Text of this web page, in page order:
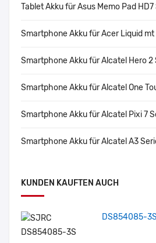
Tablet Akku für Asus Memo Pad HD7
Smartphone Akku für Acer Liquid mt
Smartphone Akku für Alcatel Hero 2
Smartphone Akku für Alcatel One
Smartphone Akku für Alcatel Pixi 7
Smartphone Akku für Alcatel A3
KUNDEN KAUFTEN AUCH
DS854085-